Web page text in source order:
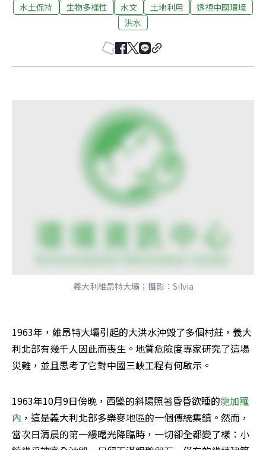
水土保持 生物多樣性 水文 土地利用
透視中國環境
洪水
義大利維昂特大壩；攝影：Silvia
1963年，維昂特大壩引起的大洪水沖毀了多個村莊，義大
利北部有幾千人因此而喪生。地質危險度專家研究了這場
災難，並且思考了它對中國三峽工程有何啟示。
1963年10月9日傍晚，西墜的斜陽照著昏昏欲睡的龍加羅
內 ，這是義大利北部多樂麥地區的一個傳統集鎮。然而，
當次日清晨的第一縷曙光降臨時，一切卻全都變了樣：小